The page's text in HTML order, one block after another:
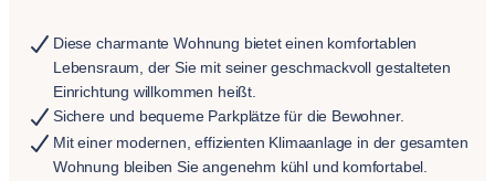
Diese charmante Wohnung bietet einen komfortablen
Lebensraum, der Sie mit seiner geschmackvoll gestalteten
Einrichtung willkommen heißt.
Sichere und bequeme Parkplätze für die Bewohner.
Mit einer modernen, effizienten Klimaanlage in der gesamten
Wohnung bleiben Sie angenehm kühl und komfortabel.